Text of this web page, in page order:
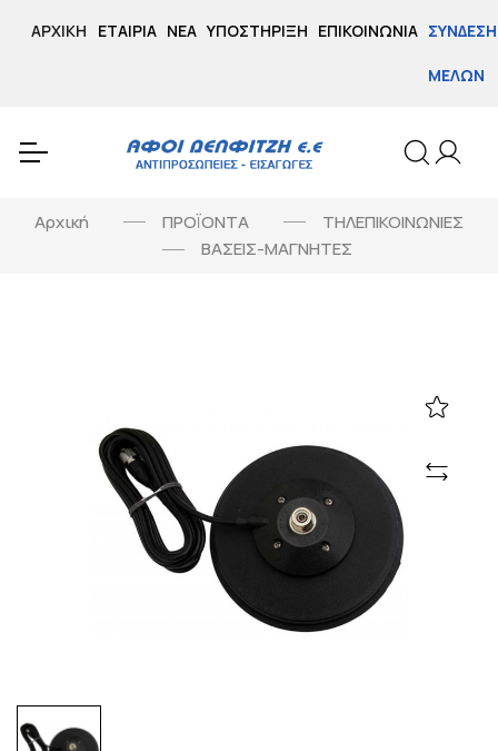
ΑΡΧΙΚΉ ΕΤΑΙΡΊΑ ΝΈΑ ΥΠΟΣΤΉΡΙΞΗ ΕΠΙΚΟΙΝΩΝΊΑ ΣΎΝΔΕΣΗ
ΜΕΛΏΝ
Αρχική ΠΡΟΪΟΝΤΑ
ΤΗΛΕΠΙΚΟΙΝΩΝΙΕΣ
ΒΑΣΕΙΣ-ΜΑΓΝΗΤΕΣ